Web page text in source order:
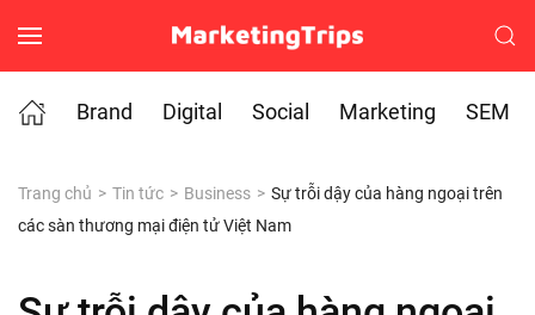
Skip to main content
Brand
Digital Social Marketing SEM
Trang chủ Tin tức Business
Sự trỗi dậy của hàng ngoại trên
các sàn thương mại điện tử Việt Nam